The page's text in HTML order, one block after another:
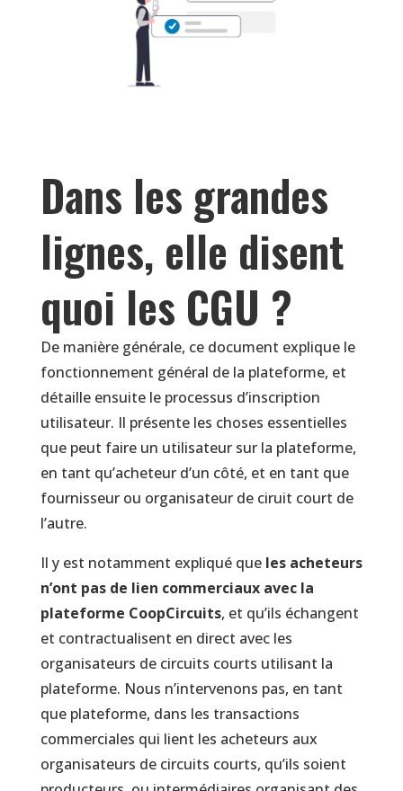
Dans les grandes
lignes, elle disent
quoi les CGU ?
De manière générale, ce document explique le
fonctionnement général de la plateforme, et
détaille ensuite le processus d’inscription
utilisateur. Il présente les choses essentielles
que peut faire un utilisateur sur la plateforme,
en tant qu’acheteur d’un côté, et en tant que
fournisseur ou organisateur de ciruit court de
l’autre.
Il y est notamment expliqué que les acheteurs
n’ont pas de lien commerciaux avec la
plateforme CoopCircuits, et qu’ils échangent
et contractualisent en direct avec les
organisateurs de circuits courts utilisant la
plateforme. Nous n’intervenons pas, en tant
que plateforme, dans les transactions
commerciales qui lient les acheteurs aux
organisateurs de circuits courts, qu’ils soient